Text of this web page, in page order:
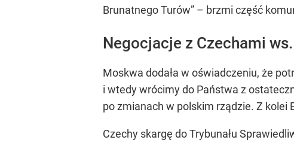
Brunatnego Turów” – brzmi część
Negocjacje z Czechami
Moskwa dodała w oświadczeniu, że
i wtedy wrócimy do Państwa z
po zmianach w polskim rządzie. Z kolei
Czechy skargę do Trybunału